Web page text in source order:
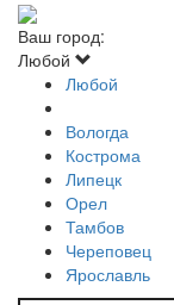
Ваш город:
Любой
Любой
Вологда
Кострома
Липецк
Орел
Тамбов
Череповец
Ярославль